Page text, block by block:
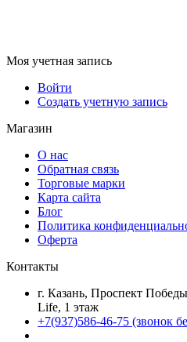
Моя учетная запись
Войти
Создать учетную запись
Магазин
О нас
Обратная связь
Торговые марки
Карта сайта
Блог
Политика
Оферта
Контакты
г. Казань, Проспект
Life, 1 этаж
+7(937)586-46-75 (звонок